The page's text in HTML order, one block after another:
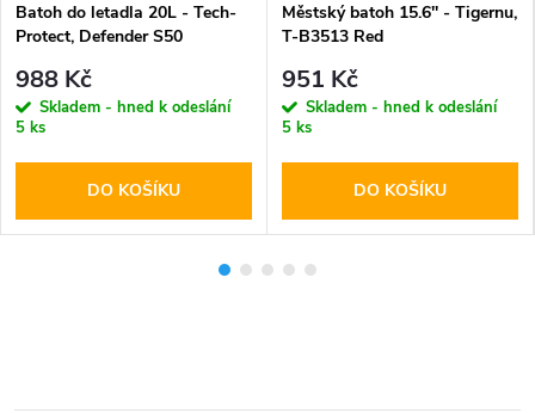
Batoh do letadla 20L - Tech-
Protect, Defender S50
WIZZAIR) Black
988 Kč
Skladem - hned k odeslání
5 ks
DO KOŠÍKU
Městský batoh 15.6'' - Tigernu,
T-B3513 Red
951 Kč
Skladem - hned k odeslání
5 ks
DO KOŠÍKU